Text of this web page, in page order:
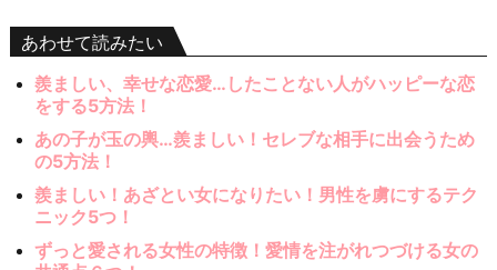
あわせて読みたい
羨ましい、幸せな恋愛…したことない人がハッピーな恋
をする5方法！
あの子が玉の輿…羨ましい！セレブな相手に出会うため
の5方法！
羨ましい！あざとい女になりたい！男性を虜にするテク
ニック5つ！
ずっと愛される女性の特徴！愛情を注がれつづける女の